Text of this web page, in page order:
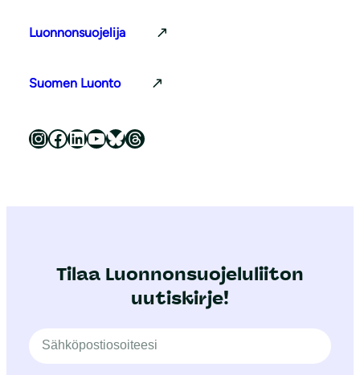
Luonnonsuojelija
Suomen Luonto
Luonnonsuojeluliitto Instagramissa Luonnonsuojeluliitto Facebookissa Luonnonsuojeluliitto LinkedInissä Luonnonsuojeluliiton YouTube-kanava Luonnonsuojeluliitto Blueskyssa Luonnonsuojeluliitto Threadsissa
Tilaa Luonnonsuojeluliiton
uutiskirje!